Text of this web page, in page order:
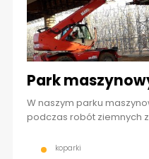
Park
W naszym parku
podczas robót ziemnych
koparki